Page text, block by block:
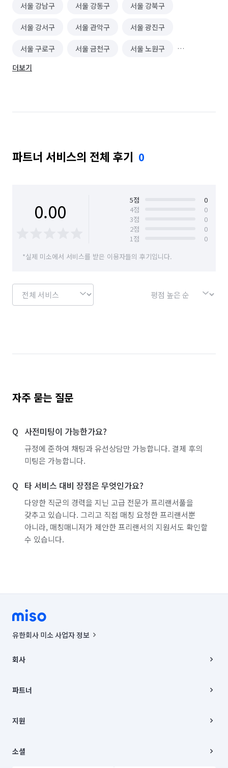
서울 강남구 서울 강동구 서울 강북구
서울 강서구 서울 관악구 서울 광진구
서울 구로구 서울 금천구 서울 노원구
서울 도봉구
서울 성동구 서울 성북구 서울 송파구
서울 은평구 서울 종로구 서울 중구
더보기
파트너 서비스의 전체 후기 0
0.00 5점
0
4점
0
3점
0
2점
0
1점
0
*실제 미소에서 서비스를 받은 이용자들의 후기입니다.
자주 묻는 질문
사전미팅이 가능한가요?
규정에 준하여 채팅과 유선상담만 가능합니다. 결제 후의
미팅은 가능합니다.
타 서비스 대비 장점은 무엇인가요?
다양한 직군의 경력을 지닌 고급 전문가 프리랜서풀을
갖추고 있습니다. 그리고 직접 매칭 요청한 프리랜서뿐
아니라, 매칭매니저가 제안한 프리랜서의 지원서도 확인할
수 있습니다.
유한회사 미소 사업자 정보
00019 |
주소 | 본사: 서울특별시 종로구 율곡로 6(중학동, 트윈트리빌딩) B동 5층
컨택센터 : 서울특별시 종로구 수송동 율곡로 24, 7층, 8층 미소
상품, 상품정보, 거래에 관한 의무와 책임은 거래당사자에게 있습니다.
언론 보도 관련 문의:
© 유한회사 미소. Miso, Inc. All Rights Reserved.
회사
채용
파트너
이사
지원
이용약관
소셜